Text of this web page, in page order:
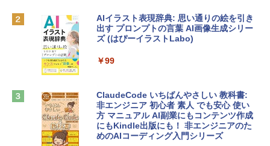
￥137,800
tomtoc 360°保護 15.6 16インチ パソコ
￥2,952
Apple 2026 MacBook Air M5チップ搭載
Robloxギフトカード - 800 Robux 【限
定バーチャルアイテムを含む】 【オンラ
インゲームコード】 ロブロックス | オン
Microsoft Office Home & Business 202
4(最新 永続版)|オンラインコード版|Wind
ows11、10/mac対応|PC2台
AIイラスト表現辞典: 思い通りの絵を引き
出す プロンプトの言葉 AI画像生成シリー
ズ (はぴーイラストLabo)
￥99
ClaudeCode いちばんやさしい 教科書:
非エンジニア 初心者 素人 でも安心 使い
方 マニュアル AI副業にもコンテンツ作成
にもKindle出版にも！ 非エンジニアのた
めのAIコーディング入門シリーズ